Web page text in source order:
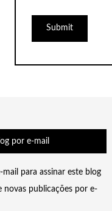
por e-mail
para assinar este blog
novas publicações por e-